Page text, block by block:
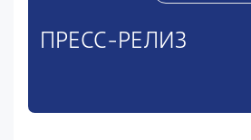
ПРЕСС-РЕЛИЗ